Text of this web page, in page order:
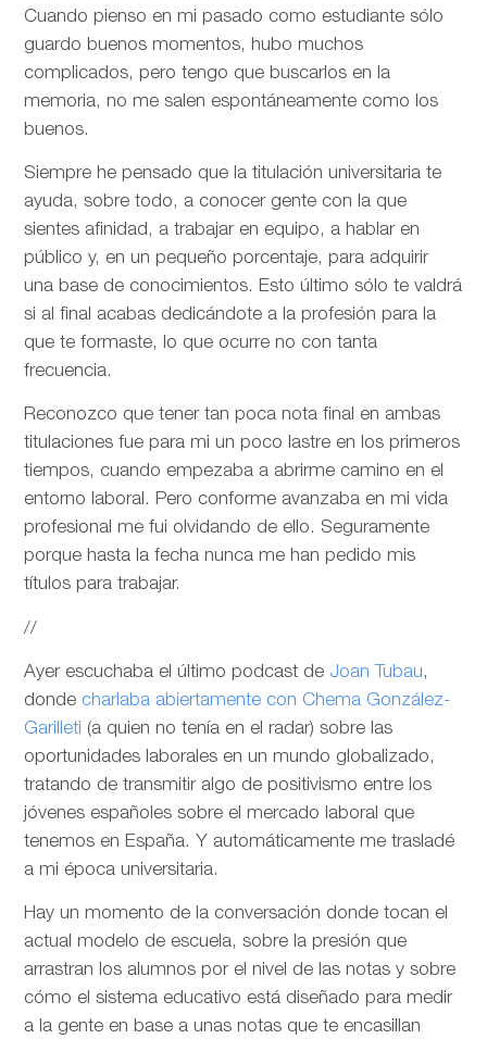
Cuando pienso en mi pasado como estudiante sólo
guardo buenos momentos, hubo muchos
complicados, pero tengo que buscarlos en la
memoria, no me salen espontáneamente como los
buenos.
Siempre he pensado que la titulación universitaria te
ayuda, sobre todo, a conocer gente con la que
sientes afinidad, a trabajar en equipo, a hablar en
público y, en un pequeño porcentaje, para adquirir
una base de conocimientos. Esto último sólo te valdrá
si al final acabas dedicándote a la profesión para la
que te formaste, lo que ocurre no con tanta
frecuencia.
Reconozco que tener tan poca nota final en ambas
titulaciones fue para mi un poco lastre en los primeros
tiempos, cuando empezaba a abrirme camino en el
entorno laboral. Pero conforme avanzaba en mi vida
profesional me fui olvidando de ello. Seguramente
porque hasta la fecha nunca me han pedido mis
títulos para trabajar.
//
Ayer escuchaba el último podcast de Joan Tubau,
donde charlaba abiertamente con Chema González-
Garilleti (a quien no tenía en el radar) sobre las
oportunidades laborales en un mundo globalizado,
tratando de transmitir algo de positivismo entre los
jóvenes españoles sobre el mercado laboral que
tenemos en España. Y automáticamente me trasladé
a mi época universitaria.
Hay un momento de la conversación donde tocan el
actual modelo de escuela, sobre la presión que
arrastran los alumnos por el nivel de las notas y sobre
cómo el sistema educativo está diseñado para medir
a la gente en base a unas notas que te encasillan